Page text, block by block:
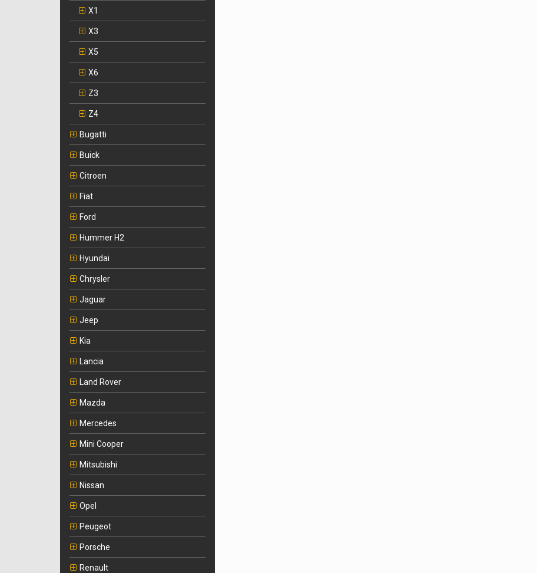
X1
X3
X5
X6
Z3
Z4
Bugatti
Buick
Citroen
Fiat
Ford
Hummer H2
Hyundai
Chrysler
Jaguar
Jeep
Kia
Lancia
Land Rover
Mazda
Mercedes
Mini Cooper
Mitsubishi
Nissan
Opel
Peugeot
Porsche
Renault